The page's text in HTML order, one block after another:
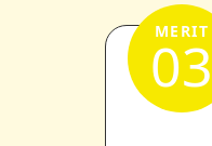
03